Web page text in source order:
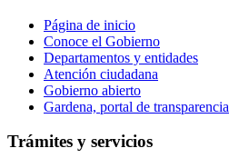
Página de inicio
Conoce el Gobierno
Departamentos y entidades
Atención ciudadana
Gobierno abierto
Gardena, portal de transparencia
Trámites y servicios